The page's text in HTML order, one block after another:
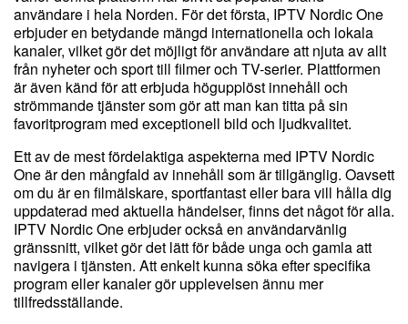
användare i hela Norden. För det första, IPTV Nordic One
erbjuder en betydande mängd internationella och lokala
kanaler, vilket gör det möjligt för användare att njuta av allt
från nyheter och sport till filmer och TV-serier. Plattformen
är även känd för att erbjuda högupplöst innehåll och
strömmande tjänster som gör att man kan titta på sin
favoritprogram med exceptionell bild och ljudkvalitet.
Ett av de mest fördelaktiga aspekterna med IPTV Nordic
One är den mångfald av innehåll som är tillgänglig. Oavsett
om du är en filmälskare, sportfantast eller bara vill hålla dig
uppdaterad med aktuella händelser, finns det något för alla.
IPTV Nordic One erbjuder också en användarvänlig
gränssnitt, vilket gör det lätt för både unga och gamla att
navigera i tjänsten. Att enkelt kunna söka efter specifika
program eller kanaler gör upplevelsen ännu mer
tillfredsställande.